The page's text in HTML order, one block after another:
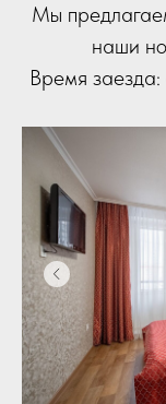
Мы
наши
Время